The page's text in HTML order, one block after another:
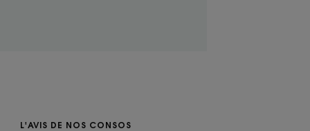
L'AVIS DE NOS CONSOS